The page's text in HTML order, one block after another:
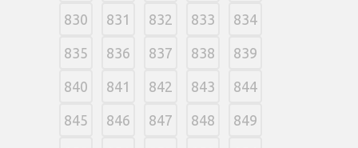
830 831 832 833 834
835 836 837 838 839
840 841 842 843 844
845 846 847 848 849